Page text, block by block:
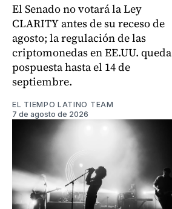
El Senado no votará la Ley
CLARITY antes de su receso de
agosto; la regulación de las
criptomonedas en EE.UU. queda
pospuesta hasta el 14 de
septiembre.
EL TIEMPO LATINO TEAM
7 de agosto de 2026